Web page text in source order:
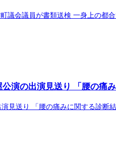
議会議員が書類送検 一身上の都
演の出演見送り 「腰の痛
見送り 「腰の痛みに関する診断